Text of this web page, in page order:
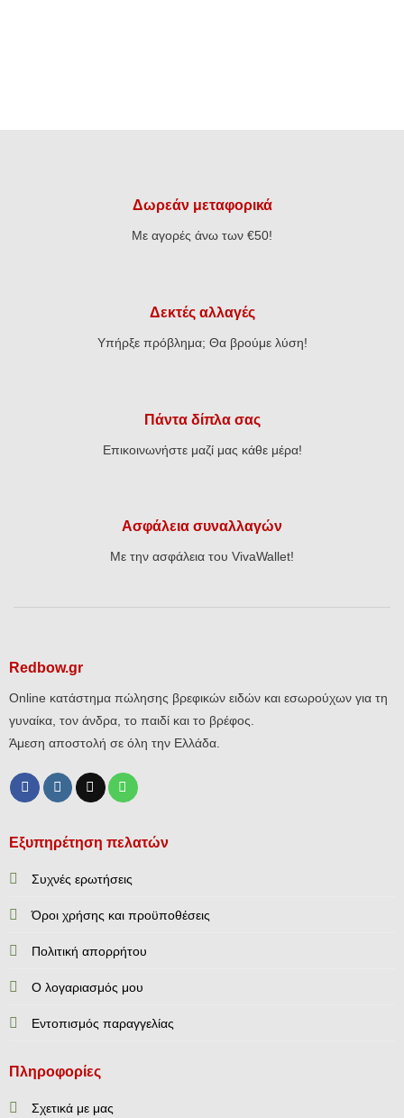
Δωρεάν μεταφορικά
Με αγορές άνω των €50!
Δεκτές αλλαγές
Υπήρξε πρόβλημα; Θα βρούμε λύση!
Πάντα δίπλα σας
Επικοινωνήστε μαζί μας κάθε μέρα!
Ασφάλεια συναλλαγών
Με την ασφάλεια του VivaWallet!
Redbow.gr
Online κατάστημα πώλησης βρεφικών ειδών και εσωρούχων για τη
γυναίκα, τον άνδρα, το παιδί και το βρέφος.
Άμεση αποστολή σε όλη την Ελλάδα.
Εξυπηρέτηση πελατών
Συχνές ερωτήσεις
Όροι χρήσης και προϋποθέσεις
Πολιτική απορρήτου
Ο λογαριασμός μου
Εντοπισμός παραγγελίας
Πληροφορίες
Σχετικά με μας